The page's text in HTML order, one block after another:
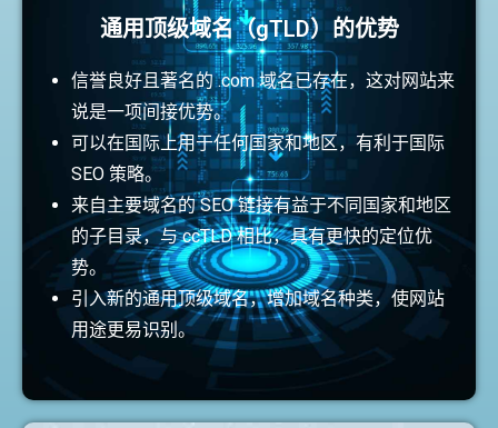
通用顶级域名（gTLD）的优势
信誉良好且著名的 .com 域名已存在，这对网站来
说是一项间接优势。
可以在国际上用于任何国家和地区，有利于国际
SEO 策略。
来自主要域名的 SEO 链接有益于不同国家和地区
的子目录，与 ccTLD 相比，具有更快的定位优
势。
引入新的通用顶级域名，增加域名种类，使网站
用途更易识别。